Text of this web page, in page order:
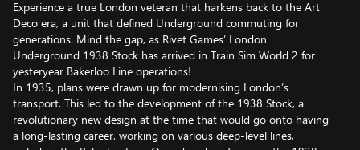
Experience a true London veteran that harkens back to the Art
Deco era, a unit that defined Underground commuting for
generations. Mind the gap, as Rivet Games’ London
Underground 1938 Stock has arrived in Train Sim World 2 for
yesteryear Bakerloo Line operations!
In 1935, plans were drawn up for modernising London’s
transport. This led to the development of the 1938 Stock, a
revolutionary new design at the time that would go onto having
a long-lasting career, working on various deep-level lines,